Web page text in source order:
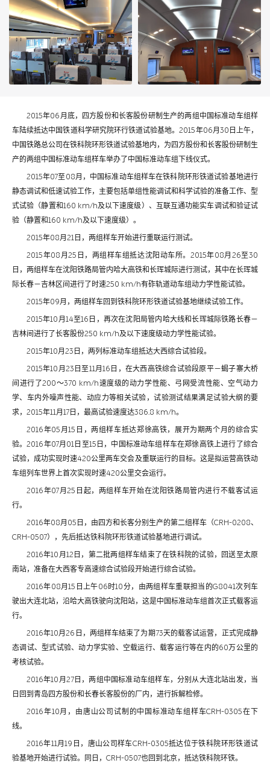
2015年06月底，四方股份和长客股份研制生产的两组中国标准动车组样
车陆续抵达中国铁道科学研究院环行铁道试验基地。2015年06月30日上午，
中国铁路总公司在铁科院环形铁道试验基地内，为四方股份和长客股份研制生
产的两组中国标准动车组样车举办了中国标准动车组下线仪式。
2015年07至08月，中国标准动车组样车在铁科院环形铁道试验基地进行
静态调试和低速试验工作，主要包括单组性能调试和科学试验的准备工作、型
式试验（静置和160 km/h及以下速度级）、互联互通功能实车调试和验证试
验（静置和160 km/h及以下速度级）。
2015年08月21日，两组样车开始进行重联运行测试。
2015年08月25日，两组样车组抵达沈阳动车所。2015年08月26至30
日，两组样车在沈阳铁路局管内哈大高铁和长珲城际进行测试，其中在长珲城
际长春－吉林区间进行了时速250 km/h有砟轨道动车组动力学性能试验。
2015年09月，两组样车回到铁科院环形铁道试验基地继续试验工作。
2015年10月14至16日，再次在沈阳局管内哈大线和长珲城际铁路长春－
吉林间进行了长客股份250 km/h及以下速度级动力学性能试验。
2015年10月23日，两列标准动车组抵达大西综合试验段。
2015年10月23日至11月16日，在大西高铁综合试验段原平－蝎子寨大桥
间进行了200～370 km/h速度级的动力学性能、弓网受流性能、空气动力
学、车内外噪声性能、动应力等相关试验，试验测试结果满足试验大纲的要
求，2015年11月17日，最高试验速度达386.8 km/h。
2016年05月15日，两组样车抵达郑徐高铁，展开为期两个月的综合实
验。2016年07月01日至15日，中国标准动车组样车在郑徐高铁上进行了综合
试验，成功实现时速420公里两车交会及重联运行的目标。这是拟运营高铁动
车组列车世界上首次实现时速420公里交会运行。
2016年07月25日起，两组样车开始在沈阳铁路局管内进行不载客试运
行。
2016年08月05日，由四方和长客分别生产的第二组样车（CRH-0208、
CRH-0507），先后抵达铁科院环形铁道试验基地进行调试。
2016年10月12日，第二批两组样车结束了在铁科院的试验，回送至太原
南站，准备在大西客专高速综合试验段开始进行综合试验。
2016年08月15日上午06时10分，由两组样车重联担当的G8041次列车
驶出大连北站，沿哈大高铁驶向沈阳站，这是中国标准动车组首次正式载客运
行。
2016年10月26日，两组样车结束了为期73天的载客试运营，正式完成静
态调试、型式试验、动力学实验、空载运行、载客运行等在内的60万公里的
考核试验。
2016年10月27日，两组中国标准动车组样车，分别从大连北站出发，当
日回到青岛四方股份和长春长客股份的厂内，进行拆解检修。
2016年10月，由唐山公司试制的中国标准动车组样车CRH-0305在下
线。
2016年11月19日，唐山公司样车CRH-0305抵达位于铁科院环形铁道试
验基地开始进行试验。同日，CRH-0507也回到北京，抵达铁科院环铁。